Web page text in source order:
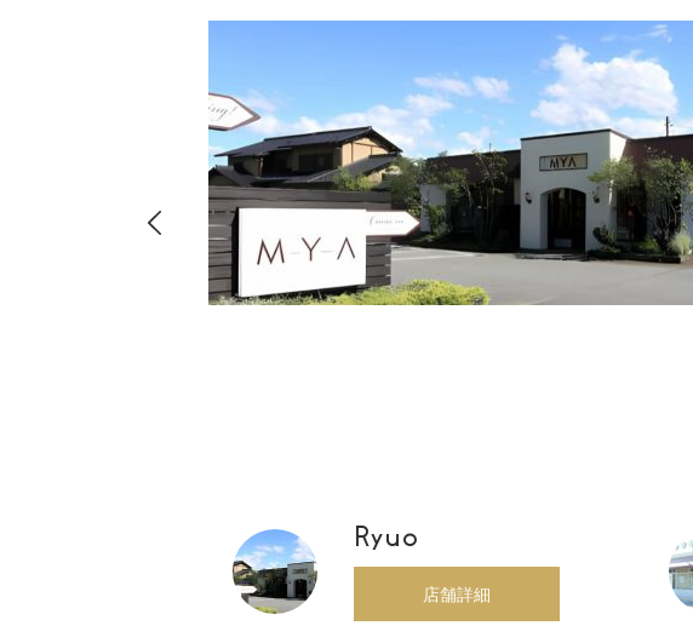
店舗
Ryuo
店舗詳細